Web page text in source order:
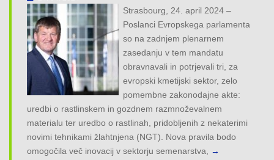
Strasbourg, 24. april 2024 –
Poslanci Evropskega parlamenta
so na zadnjem plenarnem
zasedanju v tem mandatu
obravnavali in potrjevali tri, za
evropski kmetijski sektor, zelo
pomembne zakonodajne akte:
uredbi o rastlinskem in gozdnem razmnoževalnem
materialu ter uredbo o rastlinah, pridobljenih z nekaterimi
novimi tehnikami žlahtnjena (NGT). Nova pravila bodo
omogočila več inovacij v sektorju semenarstva,
→